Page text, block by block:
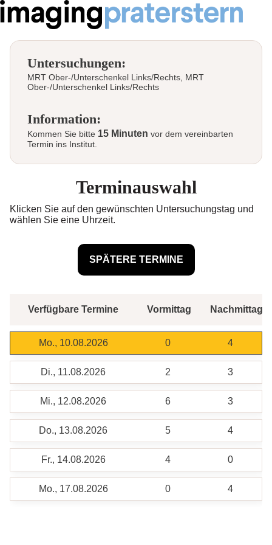
Untersuchungen:
MRT Ober-/Unterschenkel Links/Rechts, MRT
Ober-/Unterschenkel Links/Rechts
Information:
Kommen Sie bitte 15 Minuten vor dem vereinbarten
Termin ins Institut.
Terminauswahl
Klicken Sie auf den gewünschten Untersuchungstag und
wählen Sie eine Uhrzeit.
Verfügbare Termine Vormittag Nachmittag
Mo., 10.08.2026 0 4
Di., 11.08.2026 2 3
Mi., 12.08.2026 6 3
Do., 13.08.2026 5 4
Fr., 14.08.2026 4 0
Mo., 17.08.2026 0 4